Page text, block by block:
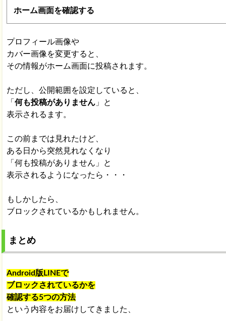
ホーム画面を確認する
プロフィール画像や
カバー画像を変更すると、
その情報がホーム画面に投稿されます。
ただし、公開範囲を設定していると、
「 何も投稿がありません」と
表示されるます。
この前までは見れたけど、
ある日から突然見れなくなり
「何も投稿がありません」と
表示されるようになったら・・・
もしかしたら、
ブロックされているかもしれません。
まとめ
Android版LINEで
ブロックされているかを
確認する5つの方法
という内容をお届けしてきました、